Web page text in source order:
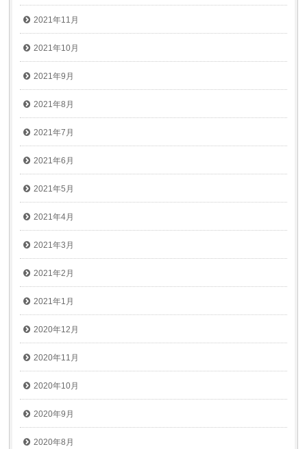
2021年11月
2021年10月
2021年9月
2021年8月
2021年7月
2021年6月
2021年5月
2021年4月
2021年3月
2021年2月
2021年1月
2020年12月
2020年11月
2020年10月
2020年9月
2020年8月